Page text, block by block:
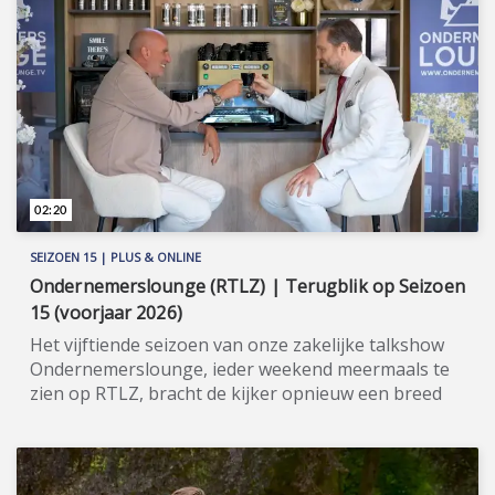
tijdens exclusieve bijeenkomsten en diners. Om de
diversiteit te behouden, is het aantal leden
gelimiteerd (overigens ook per branche). Meer
informatie: www.heerenvansminia.nl
(https://www.heerenvansminia.nl).
SEIZOEN 15 | PLUS & ONLINE
Ondernemerslounge (RTLZ) | Terugblik op Seizoen
15 (voorjaar 2026)
Het vijftiende seizoen van onze zakelijke talkshow
Ondernemerslounge, ieder weekend meermaals te
zien op RTLZ, bracht de kijker opnieuw een breed
gebied van ondernemerschap, investeren en
genieten van het leven. Onze studio in het koetshuis
van Kasteel Hoekelum werd hierbij zoals altijd
02:20